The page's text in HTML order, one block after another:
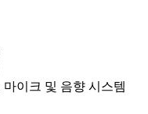
이크 및 음향 시스템